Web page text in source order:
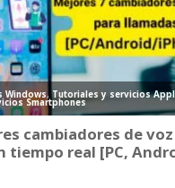
Windows, Tutoriales y servicios
Smartphones
cambiadores de
tiempo real [PC,